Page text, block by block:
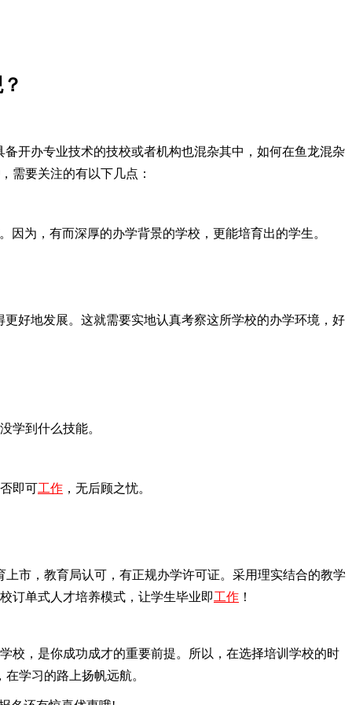
备开办专业技术的技校或者机构也混杂其中，如何在鱼龙混杂
需要关注的有以下几点：
因为，有而深厚的办学背景的学校，更能培育出的学生。
好地发展。这就需要实地认真考察这所学校的办学环境，好
学到什么技能。
即可工作 ，无后顾之忧。
市，教育局认可，有正规办学许可证。采用理实结合的教学
订单式人才培养模式，让学生毕业即工作 ！
校，是你成功成才的重要前提。所以，在选择培训学校的时
学习的路上扬帆远航。